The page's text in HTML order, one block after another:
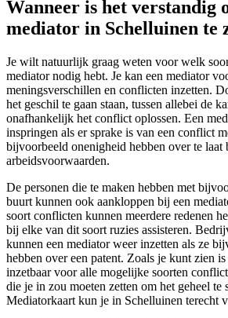
Wanneer is het verstandig
mediator in Schelluinen te
Je wilt natuurlijk graag weten voor welk
mediator nodig hebt. Je kan een mediator
meningsverschillen en conflicten inzetten.
het geschil te gaan staan, tussen allebei de
onafhankelijk het conflict oplossen. Een
inspringen als er sprake is van een conflict
bijvoorbeeld onenigheid hebben over te laat
arbeidsvoorwaarden.
De personen die te maken hebben met
buurt kunnen ook aankloppen bij een
soort conflicten kunnen meerdere redenen
bij elke van dit soort ruzies assisteren.
kunnen een mediator weer inzetten als ze
hebben over een patent. Zoals je kunt zien
inzetbaar voor alle mogelijke soorten
die je in zou moeten zetten om het geheel te
Mediatorkaart kun je in Schelluinen terecht